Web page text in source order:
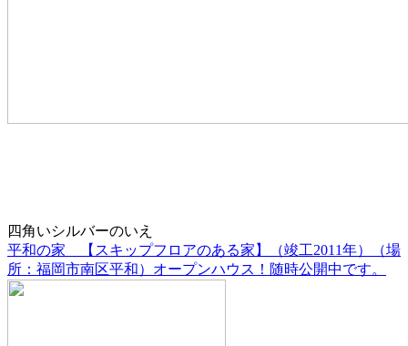
四角いシルバーのいえ
平和の家 【スキップフロアのある家】（竣工2011年）（場
所：福岡市南区平和）オープンハウス！随時公開中です。